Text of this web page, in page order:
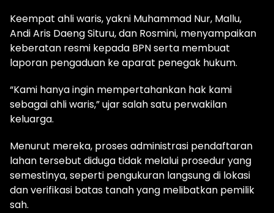
Keempat ahli waris, yakni Muhammad Nur, Mallu,
Andi Aris Daeng Situru, dan Rosmini, menyampaikan
keberatan resmi kepada BPN serta membuat
laporan pengaduan ke aparat penegak hukum.
“Kami hanya ingin mempertahankan hak kami
sebagai ahli waris,” ujar salah satu perwakilan
keluarga.
Menurut mereka, proses administrasi pendaftaran
lahan tersebut diduga tidak melalui prosedur yang
semestinya, seperti pengukuran langsung di lokasi
dan verifikasi batas tanah yang melibatkan pemilik
sah.